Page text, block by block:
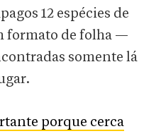
12 espécies de
formato de folha —
somente lá
porque cerca